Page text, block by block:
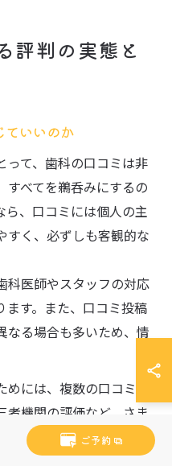
評判の実態と
ていいのか
って、歯科の口コミは非
すべてを鵜呑みにするの
ら、口コミには個人の主
すく、必ずしも客観的な
科医師やスタッフの対応
ます。また、口コミ投稿
なる場合も多いため、情
には、複数の口コミサ
者機関の評価など、さま
。具体的には、「矯正 口
い矯正歯科 東京」などの
ご予約